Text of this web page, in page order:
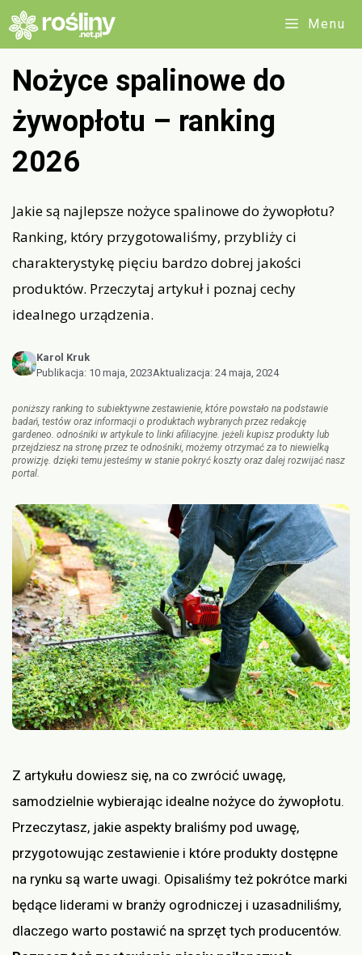
Przejdź
do
Menu
Nożyce spalinowe do
żywopłotu – ranking
2026
Jakie są najlepsze nożyce spalinowe do żywopłotu?
Ranking, który przygotowaliśmy, przybliży ci
charakterystykę pięciu bardzo dobrej jakości
produktów. Przeczytaj artykuł i poznaj cechy
idealnego urządzenia.
Karol Kruk
Publikacja: 10 maja, 2023Aktualizacja: 24 maja, 2024
poniższy ranking to subiektywne zestawienie, które powstało na podstawie
badań, testów oraz informacji o produktach wybranych przez redakcję
gardeneo. odnośniki w artykule to linki afiliacyjne. jeżeli kupisz produkty lub
przejdziesz na stronę przez te odnośniki, możemy otrzymać za to niewielką
prowizję. dzięki temu jesteśmy w stanie pokryć koszty oraz dalej rozwijać nasz
portal.
Z artykułu dowiesz się, na co zwrócić uwagę,
samodzielnie wybierając idealne nożyce do żywopłotu.
Przeczytasz, jakie aspekty braliśmy pod uwagę,
przygotowując zestawienie i które produkty dostępne
na rynku są warte uwagi. Opisaliśmy też pokrótce marki
będące liderami w branży ogrodniczej i uzasadniliśmy,
dlaczego warto postawić na sprzęt tych producentów.